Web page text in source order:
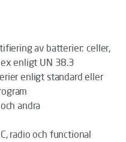
av batterier: celler,
enligt UN 38.3
enligt standard eller
andra
radio och functional